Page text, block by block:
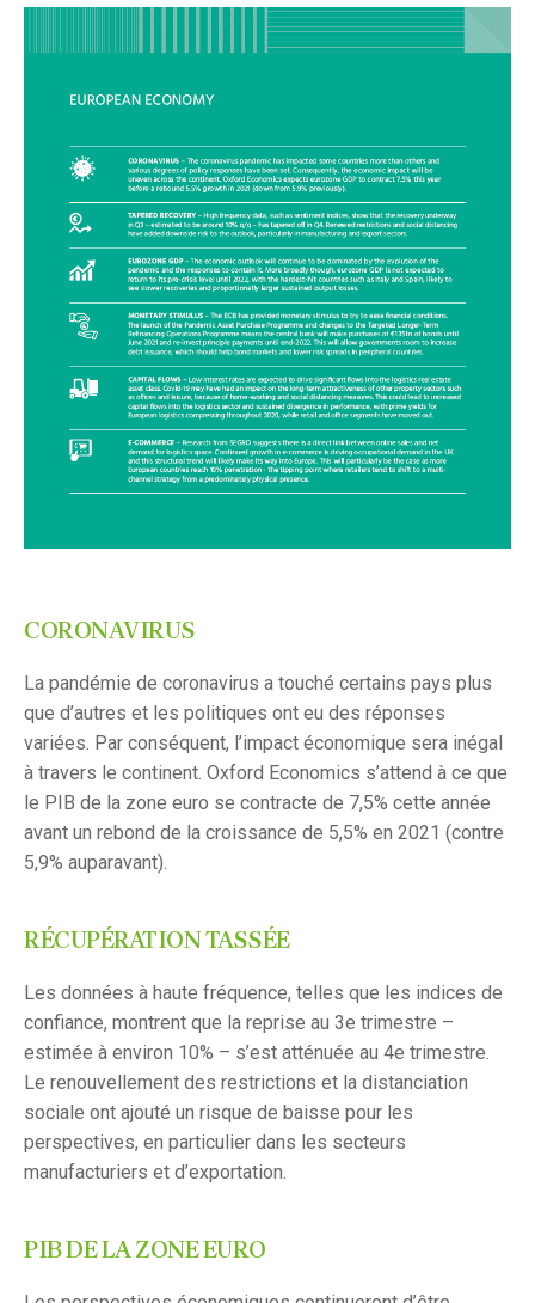
CORONAVIRUS
La pandémie de coronavirus a touché certains pays plus
que d’autres et les politiques ont eu des réponses
variées. Par conséquent, l’impact économique sera inégal
à travers le continent. Oxford Economics s’attend à ce que
le PIB de la zone euro se contracte de 7,5% cette année
avant un rebond de la croissance de 5,5% en 2021 (contre
5,9% auparavant).
RÉCUPÉRATION TASSÉE
Les données à haute fréquence, telles que les indices de
confiance, montrent que la reprise au 3e trimestre –
estimée à environ 10% – s’est atténuée au 4e trimestre.
Le renouvellement des restrictions et la distanciation
sociale ont ajouté un risque de baisse pour les
perspectives, en particulier dans les secteurs
manufacturiers et d’exportation.
PIB DE LA ZONE EURO